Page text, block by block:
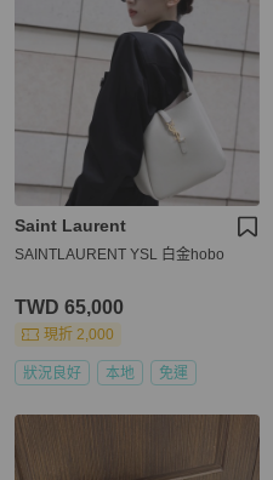
Saint Laurent
SAINTLAURENT YSL 白金hobo
TWD 65,000
現折 2,000
狀況良好 本地 免運